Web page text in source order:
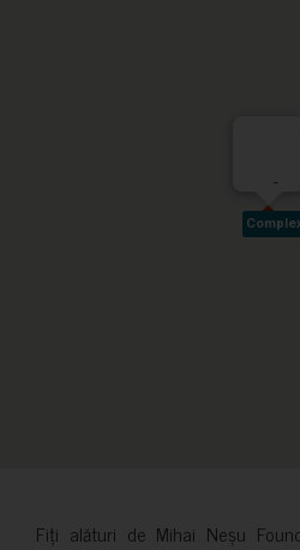
-
Fiți alături de Mihai Neșu